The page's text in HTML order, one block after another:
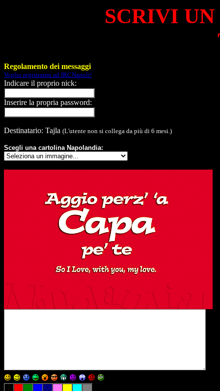
SCRIVI
Regolamento dei messaggi
Voglio registrarmi ad IRCNapoli!
Indicare il proprio nick:
Inserire la propria password:
Destinatario: Tajla (L'utente non si collega da più di 6 mesi.)
Scegli una cartolina Napolandia: